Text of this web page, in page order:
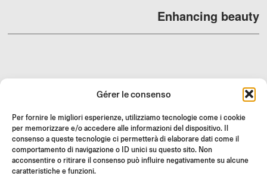
Gérer le consenso
Per fornire le migliori esperienze, utilizziamo tecnologie come i cookie
per memorizzare e/o accedere alle informazioni del dispositivo. Il
consenso a queste tecnologie ci permetterà di elaborare dati come il
comportamento di navigazione o ID unici su questo sito. Non
acconsentire o ritirare il consenso può influire negativamente su alcune
caratteristiche e funzioni.
Enhancing beauty
SUPPORT ET FAQ
RETOURS
INSTRUCTIONS DE MONTAGE
GIFT CARD
OFFRES LIMITÉES